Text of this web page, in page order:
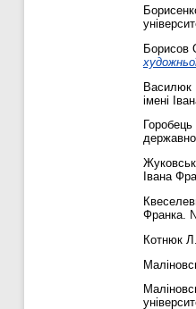
Борисов
Василюк
імені
Горобець
Івана
Франка.
Котнюк